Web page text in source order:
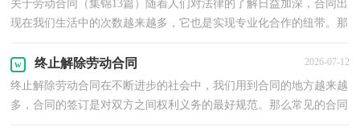
关于劳动合同（集锦13篇）随着人们对法律的了解日益加深，合同出
现在我们生活中的次数越来越多，它也是实现专业化合作的纽带。那
终止解除劳动合同 2026-07-12
终止解除劳动合同在不断进步的社会中，我们用到合同的地方越来越
多，合同的签订是对双方之间权利义务的最好规范。那么常见的合同